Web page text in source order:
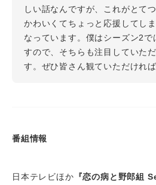
しい話なんですが、これがとて
かわいくてちょっと応援してし
なっています。僕はシーズン2で
すので、そちらも注目していた
す。ぜひ皆さん観ていただけれ
番組情報
日本テレビほか 『恋の病と野郎組